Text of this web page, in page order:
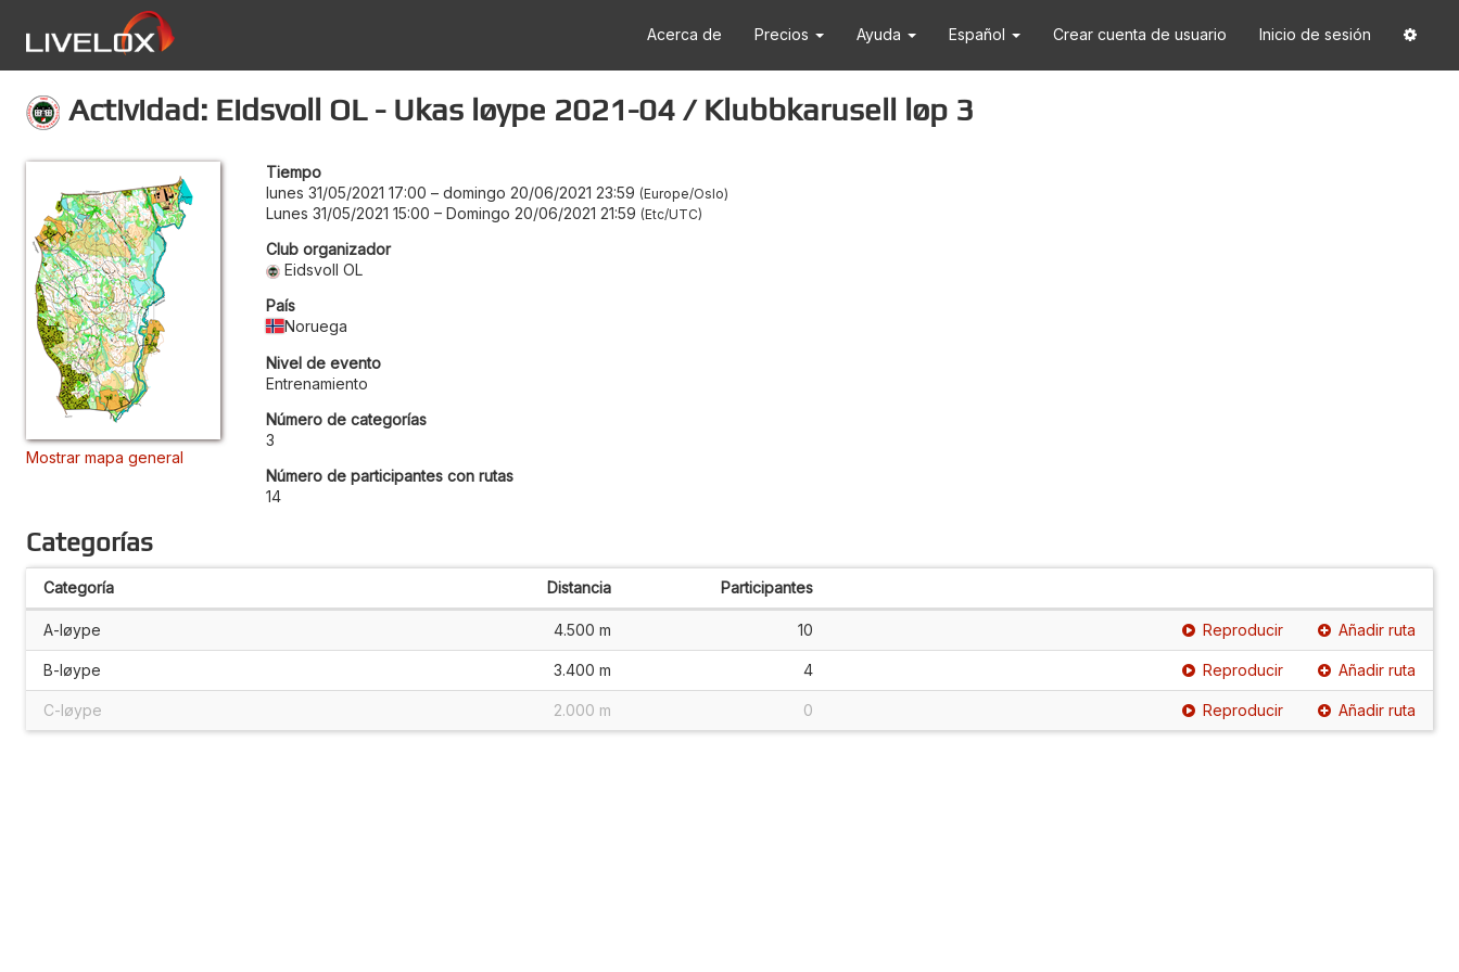
Acerca de Precios Ayuda Español Crear cuenta de usuario Inicio de sesión
Actividad: Eidsvoll OL - Ukas løype 2021-04 / Klubbkarusell løp 3
Mostrar mapa general
Tiempo
lunes 31/05/2021 17:00 – domingo 20/06/2021 23:59 Europe/Oslo
Lunes 31/05/2021 15:00 – Domingo 20/06/2021 21:59 Etc/UTC
Club organizador
Eidsvoll OL
País
Noruega
Nivel de evento
Entrenamiento
Número de categorías
3
Número de participantes con rutas
14
Categorías
Categoría Distancia Participantes
A-løype 4.500 m 10 Reproducir Añadir ruta
B-løype 3.400 m 4 Reproducir Añadir ruta
C-løype 2.000 m 0 Reproducir Añadir ruta